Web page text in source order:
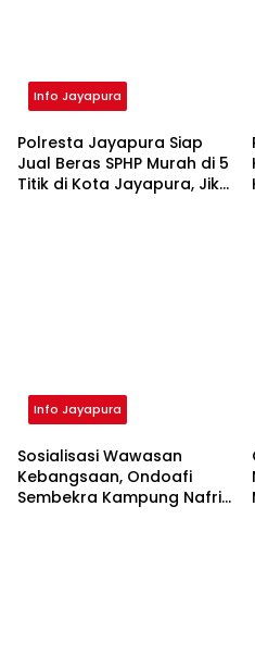
Info Jayapura
Polresta Jayapura Siap
Jual Beras SPHP Murah di 5
Titik di Kota Jayapura, Jika
Info Jayapura
Sosialisasi Wawasan
Kebangsaan, Ondoafi
Sembekra Kampung Nafri